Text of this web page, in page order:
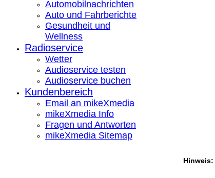
Automobilnachrichten
Auto und Fahrberichte
Gesundheit und
Wellness
Radioservice
Wetter
Audioservice testen
Audioservice buchen
Kundenbereich
Email an mikeXmedia
mikeXmedia Info
Fragen und Antworten
mikeXmedia Sitemap
Hinweis: